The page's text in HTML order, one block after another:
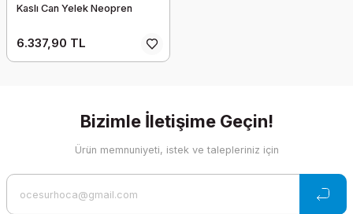
Kaslı Can Yelek Neopren
6.337,90 TL
Bizimle İletişime Geçin!
Ürün memnuniyeti, istek ve talepleriniz için